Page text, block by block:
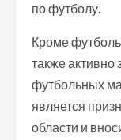
по футболу.
Кроме
также
футбольных
является
области и